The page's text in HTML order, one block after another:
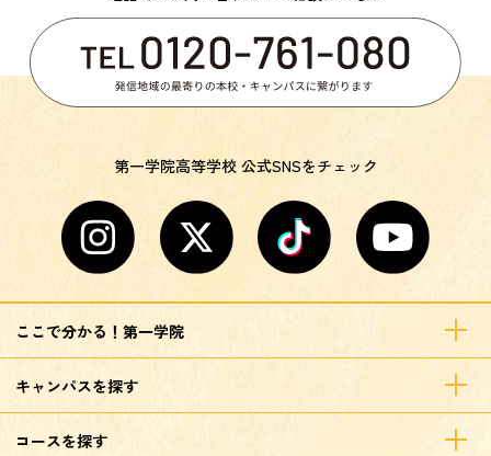
第一学院高等学校 公式SNSをチェック
ここで分かる！第一学院
キャンパスを探す
コースを探す